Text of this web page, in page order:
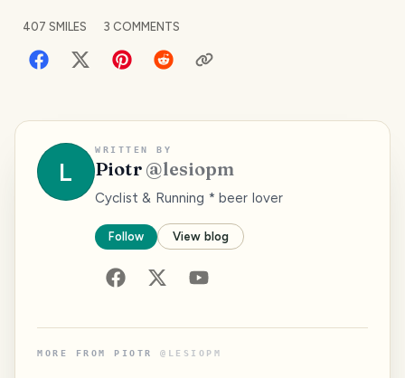
407 SMILES 3 COMMENTS
L
WRITTEN BY
Piotr @lesiopm
Cyclist & Running * beer lover
Follow View blog
MORE FROM PIOTR @ LESIOPM